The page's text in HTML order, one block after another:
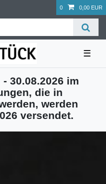
0 0,00 EUR
☰
30.08.2026 im
die in
werden
versendet.